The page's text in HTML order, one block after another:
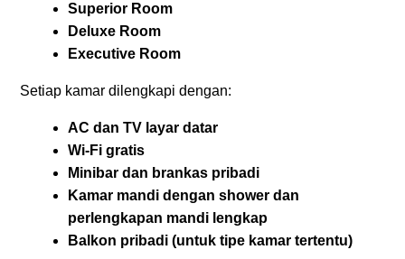
Superior Room
Deluxe Room
Executive Room
Setiap kamar dilengkapi dengan:
AC dan TV layar datar
Wi-Fi gratis
Minibar dan brankas pribadi
Kamar mandi dengan shower dan
perlengkapan mandi lengkap
Balkon pribadi (untuk tipe kamar tertentu)